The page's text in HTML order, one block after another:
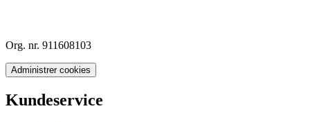
Org. nr. 911608103
Administrer cookies
Kundeservice